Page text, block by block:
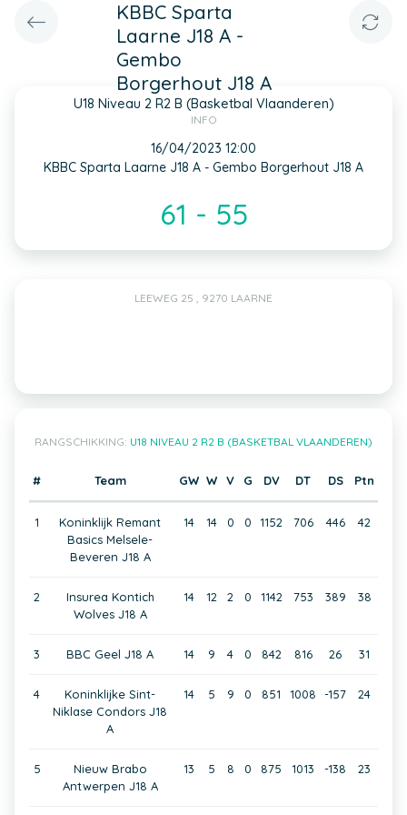
KBBC Sparta
Laarne J18 A -
Gembo
Borgerhout J18 A
U18 Niveau 2 R2 B (Basketbal Vlaanderen)
INFO
16/04/2023 12:00
KBBC Sparta Laarne J18 A - Gembo Borgerhout J18 A
61 - 55
LEEWEG 25 , 9270 LAARNE
RANGSCHIKKING: U18 NIVEAU 2 R2 B (BASKETBAL VLAANDEREN)
# Team GW W V G DV DT DS Ptn
1
Koninklijk Remant
Basics Melsele-
Beveren J18 A
14 14 0 0 1152 706 446 42
2
Insurea Kontich
Wolves J18 A
14 12 2 0 1142 753 389 38
3 BBC Geel J18 A 14 9 4 0 842 816 26 31
4
Koninklijke Sint-
Niklase Condors J18
A
14 5 9 0 851 1008 -157 24
5
Nieuw Brabo
Antwerpen J18 A
13 5 8 0 875 1013 -138 23